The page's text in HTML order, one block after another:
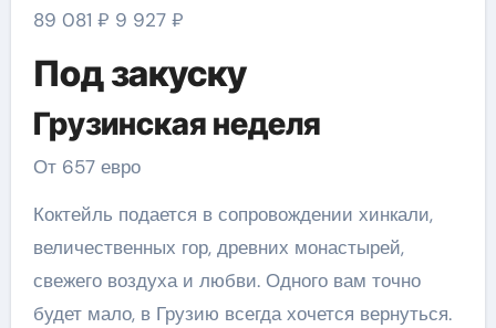
89 081 ₽ 9 927 ₽
Под закуску
Грузинская неделя
От 657 евро
Коктейль подается в сопровождении хинкали,
величественных гор, древних монастырей,
свежего воздуха и любви. Одного вам точно
будет мало, в Грузию всегда хочется вернуться.